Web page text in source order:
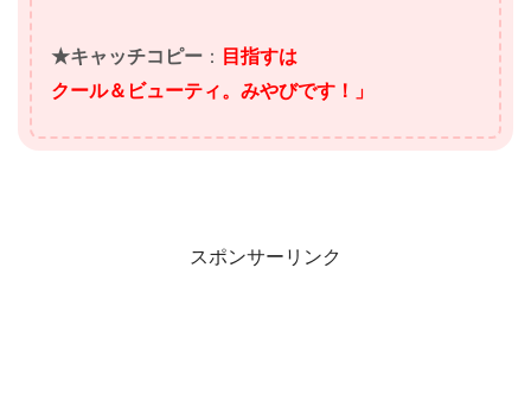
★キャッチコピー ：
目指すは
クール＆ビューティ。みやびです！」
スポンサーリンク